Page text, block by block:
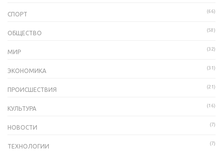
СПОРТ (66)
ОБЩЕСТВО (58)
МИР (32)
ЭКОНОМИКА (31)
ПРОИСШЕСТВИЯ (21)
КУЛЬТУРА (16)
НОВОСТИ (7)
ТЕХНОЛОГИИ (7)